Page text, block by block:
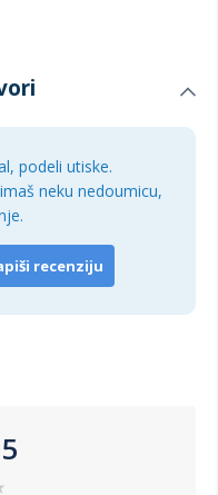
podeli utiske.
neku nedoumicu,
recenziju
5